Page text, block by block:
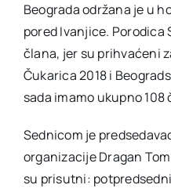
Beograda održana je u
pored Ivanjice. Porodica
člana, jer su prihvaćeni
Čukarica 2018 i
sada imamo ukupno 108
Sednicom je
organizacije Dragan
su prisutni: